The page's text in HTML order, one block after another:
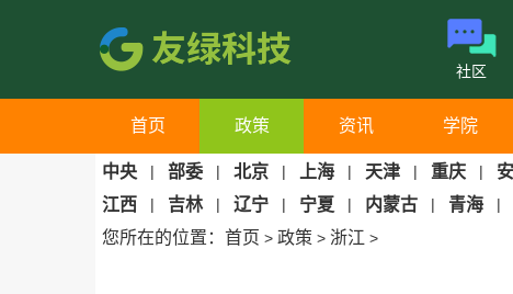
社区
首页 政策 资讯 学院
中央 | 部委 | 北京 | 上海 | 天津 | 重庆 |
江西 | 吉林 | 辽宁 | 宁夏 | 内蒙古 | 青海 |
您所在的位置： 首页 > 政策 > 浙江 >